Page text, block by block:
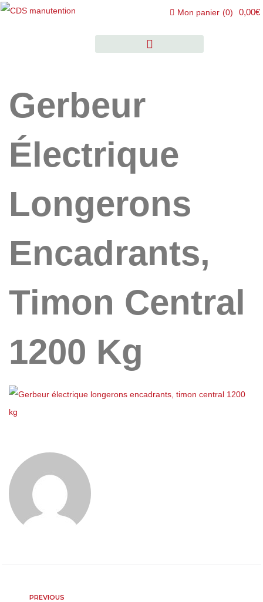
Mon panier (0) 0,00€
Gerbeur
Électrique
Longerons
Encadrants,
Timon Central
1200 Kg
PREVIOUS